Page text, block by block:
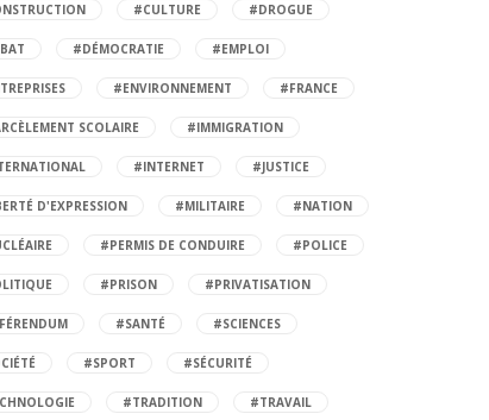
#CULTURE #DROGUE
#DÉMOCRATIE #EMPLOI
#ENVIRONNEMENT #FRANCE
SCOLAIRE #IMMIGRATION
#INTERNET #JUSTICE
D'EXPRESSION #MILITAIRE #NATION
#PERMIS DE CONDUIRE #POLICE
#PRISON #PRIVATISATION
#SANTÉ #SCIENCES
#SPORT #SÉCURITÉ
#TRADITION #TRAVAIL